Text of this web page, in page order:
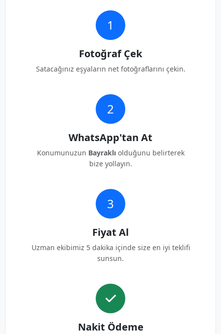
1
Fotoğraf Çek
Satacağınız eşyaların net fotoğraflarını çekin.
2
WhatsApp'tan At
Konumunuzun Bayraklıolduğunu belirterek
bize yollayın.
3
Fiyat Al
Uzman ekibimiz 5 dakika içinde size en iyi teklifi
sunsun.
Nakit Ödeme